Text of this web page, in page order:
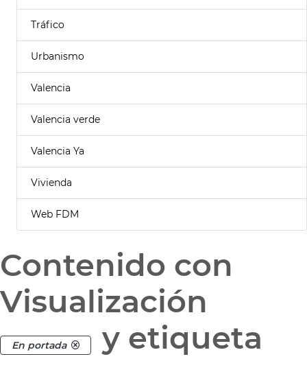
Tráfico
Urbanismo
Valencia
Valencia verde
Valencia Ya
Vivienda
Web FDM
Contenido con
Visualización
En portada
y etiqueta